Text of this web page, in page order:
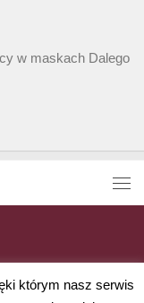
w maskach Dalego
którym nasz serwis